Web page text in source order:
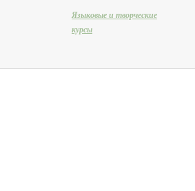
Языковые и творческие
курсы